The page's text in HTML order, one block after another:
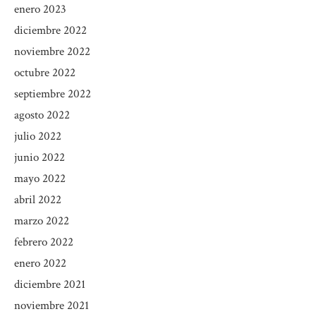
enero 2023
diciembre 2022
noviembre 2022
octubre 2022
septiembre 2022
agosto 2022
julio 2022
junio 2022
mayo 2022
abril 2022
marzo 2022
febrero 2022
enero 2022
diciembre 2021
noviembre 2021